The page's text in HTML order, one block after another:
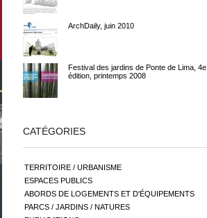
ArchDaily, juin 2010
Festival des jardins de Ponte de Lima, 4e.
édition, printemps 2008
CATÉGORIES
TERRITOIRE / URBANISME
ESPACES PUBLICS
ABORDS DE LOGEMENTS ET D'ÉQUIPEMENTS
PARCS / JARDINS / NATURES